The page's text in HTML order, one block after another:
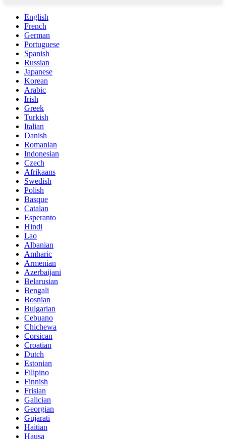
English
French
German
Portuguese
Spanish
Russian
Japanese
Korean
Arabic
Irish
Greek
Turkish
Italian
Danish
Romanian
Indonesian
Czech
Afrikaans
Swedish
Polish
Basque
Catalan
Esperanto
Hindi
Lao
Albanian
Amharic
Armenian
Azerbaijani
Belarusian
Bengali
Bosnian
Bulgarian
Cebuano
Chichewa
Corsican
Croatian
Dutch
Estonian
Filipino
Finnish
Frisian
Galician
Georgian
Gujarati
Haitian
Hausa